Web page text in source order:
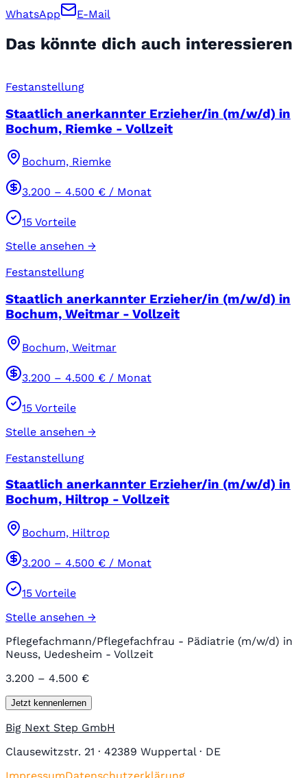
WhatsApp E-Mail
Das könnte dich auch interessieren
Festanstellung
Staatlich anerkannter Erzieher/in (m/w/d) in
Bochum, Riemke - Vollzeit
Bochum, Riemke
3.200 – 4.500 € / Monat
15 Vorteile
Stelle ansehen →
Festanstellung
Staatlich anerkannter Erzieher/in (m/w/d) in
Bochum, Weitmar - Vollzeit
Bochum, Weitmar
3.200 – 4.500 € / Monat
15 Vorteile
Stelle ansehen →
Festanstellung
Staatlich anerkannter Erzieher/in (m/w/d) in
Bochum, Hiltrop - Vollzeit
Bochum, Hiltrop
3.200 – 4.500 € / Monat
15 Vorteile
Stelle ansehen →
Pflegefachmann/Pflegefachfrau - Pädiatrie (m/w/d) in
Neuss, Uedesheim - Vollzeit
3.200 – 4.500 €
Jetzt kennenlernen
Big Next Step GmbH
Clausewitzstr. 21 · 42389 Wuppertal · DE